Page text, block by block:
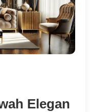
Elegan